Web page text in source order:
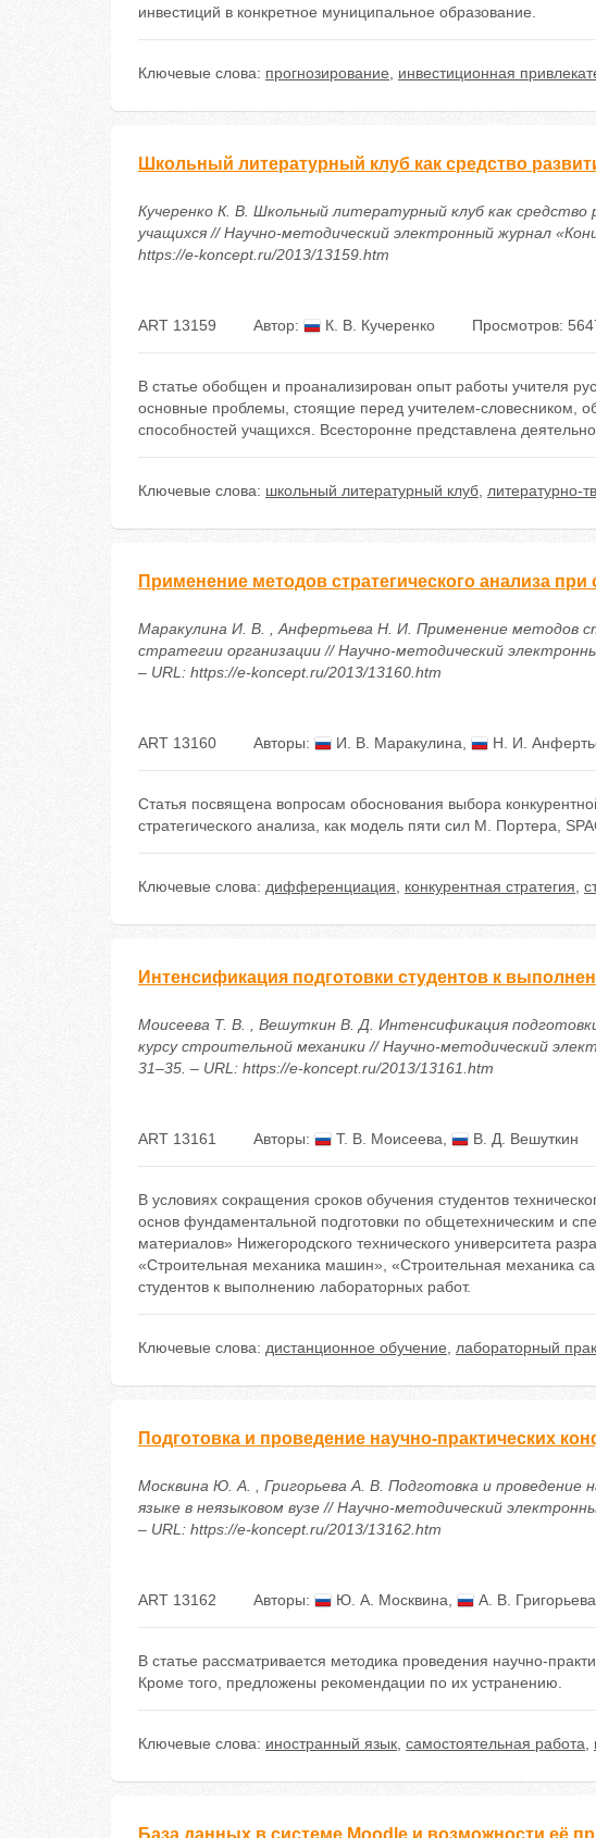
инвестиций в конкретное муниципальное образование.
Ключевые слова: прогнозирование инвестиционная
Школьный литературный клуб как средство
Кучеренко К. В. Школьный литературный клуб как
учащихся // Научно-методический электронный журнал
https://e-koncept.ru/2013/13159.htm
ART 13159 Автор: К. В. Кучеренко Просмотров:
В статье обобщен и проанализирован опыт работы учителя
основные проблемы, стоящие перед учителем-словесником,
способностей учащихся. Всесторонне представлена
Ключевые слова: школьный литературный клуб литературно-
Применение методов стратегического анализа
Маракулина И. В. , Анфертьева Н. И. Применение методов
стратегии организации // Научно-методический
– URL: https://e-koncept.ru/2013/13160.htm
ART 13160 Авторы: И. В. Маракулина Н. И.
Статья посвящена вопросам обоснования выбора
стратегического анализа, как модель пяти сил М. Портера,
Ключевые слова: дифференциация конкурентная стратегия
Интенсификация подготовки студентов к
Моисеева Т. В. , Вешуткин В. Д. Интенсификация
курсу строительной механики // Научно-методический
31–35. – URL: https://e-koncept.ru/2013/13161.htm
ART 13161 Авторы: Т. В. Моисеева В. Д. Вешуткин
В условиях сокращения сроков обучения студентов
основ фундаментальной подготовки по общетехническим и
материалов» Нижегородского технического университета
«Строительная механика машин», «Строительная механика
студентов к выполнению лабораторных работ.
Ключевые слова: дистанционное обучение лабораторный
Подготовка и проведение научно-практических
Москвина Ю. А. , Григорьева А. В. Подготовка и проведение
языке в неязыковом вузе // Научно-методический
– URL: https://e-koncept.ru/2013/13162.htm
ART 13162 Авторы: Ю. А. Москвина А. В. Григорьева
В статье рассматривается методика проведения научно-
Кроме того, предложены рекомендации по их устранению.
Ключевые слова: иностранный язык самостоятельная работа
База данных в системе Moodle и возможности её